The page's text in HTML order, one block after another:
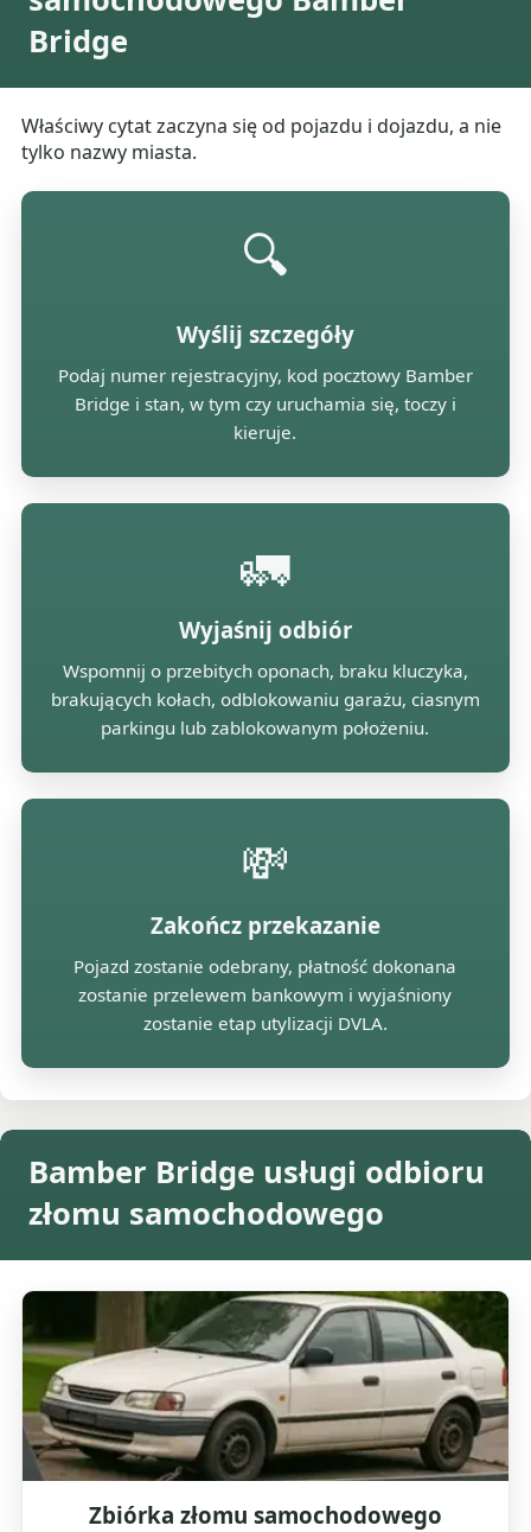
Bridge
Właściwy cytat zaczyna się od pojazdu i dojazdu, a nie
tylko nazwy miasta.
🔍
Wyślij szczegóły
Podaj numer rejestracyjny, kod pocztowy Bamber
Bridge i stan, w tym czy uruchamia się, toczy i
kieruje.
🚛
Wyjaśnij odbiór
Wspomnij o przebitych oponach, braku kluczyka,
brakujących kołach, odblokowaniu garażu, ciasnym
parkingu lub zablokowanym położeniu.
💸
Zakończ przekazanie
Pojazd zostanie odebrany, płatność dokonana
zostanie przelewem bankowym i wyjaśniony
zostanie etap utylizacji DVLA.
Bamber Bridge usługi odbioru
złomu samochodowego
Zbiórka złomu samochodowego